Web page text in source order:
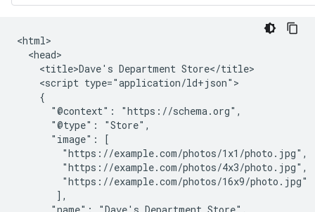
<html>
  <head>
    <title>Dave's Department Store</title>
    <script type="application/ld+json">
    {
      "@context": "https://schema.org",
      "@type": "Store",
      "image": [
        "https://example.com/photos/1x1/photo.jpg",
        "https://example.com/photos/4x3/photo.jpg",
        "https://example.com/photos/16x9/photo.jpg"
       ],
      "name": "Dave's Department Store",